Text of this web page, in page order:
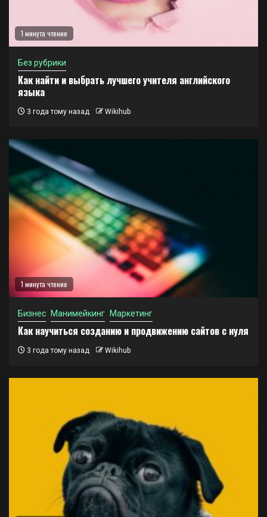
1 минута чтение
Без рубрики
Как найти и выбрать лучшего учителя английского
языка
3 года тому назад Wikihub
1 минута чтение
Бизнес Манимейкинг Маркетинг
Как научиться созданию и продвижению сайтов с нуля
3 года тому назад Wikihub